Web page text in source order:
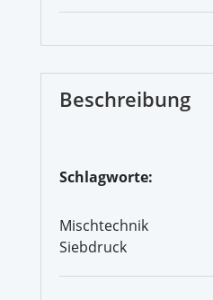
Beschreibung
Schlagworte:
Mischtechnik
Siebdruck